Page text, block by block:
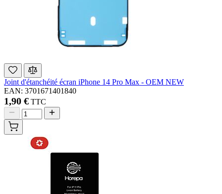
Joint d'étanchéité écran iPhone 14 Pro Max - OEM NEW
EAN: 3701671401840
1,90 € TTC